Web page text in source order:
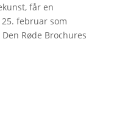
får en
februar som
Røde Brochures